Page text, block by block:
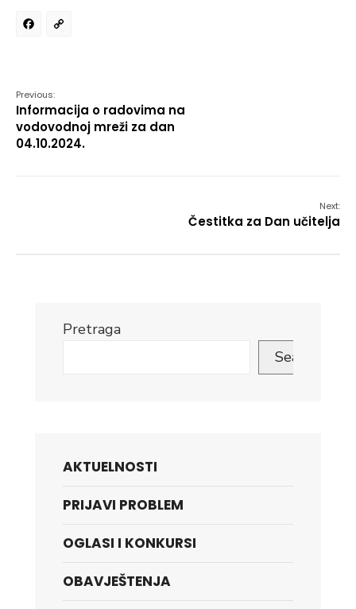
Facebook
Previous:
Informacija o radovima na
vodovodnoj mreži za dan
04.10.2024.
Next:
Čestitka za Dan učitelja
Pretraga
Search
AKTUELNOSTI
PRIJAVI PROBLEM
OGLASI I KONKURSI
OBAVJEŠTENJA